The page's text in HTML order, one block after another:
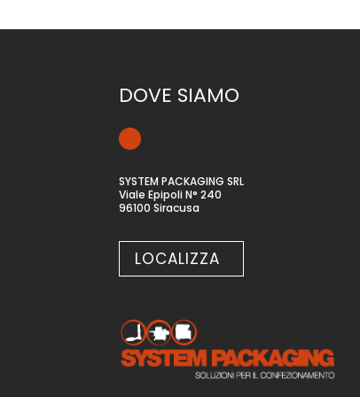
DOVE SIAMO
SYSTEM PACKAGING SRL
Viale Epipoli N° 240
96100 Siracusa
LOCALIZZA